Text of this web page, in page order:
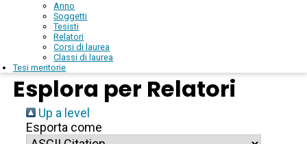
Anno
Soggetti
Tesisti
Relatori
Corsi di laurea
Classi di laurea
Tesi meritorie
Esplora per Relatori
Up a level
Esporta come